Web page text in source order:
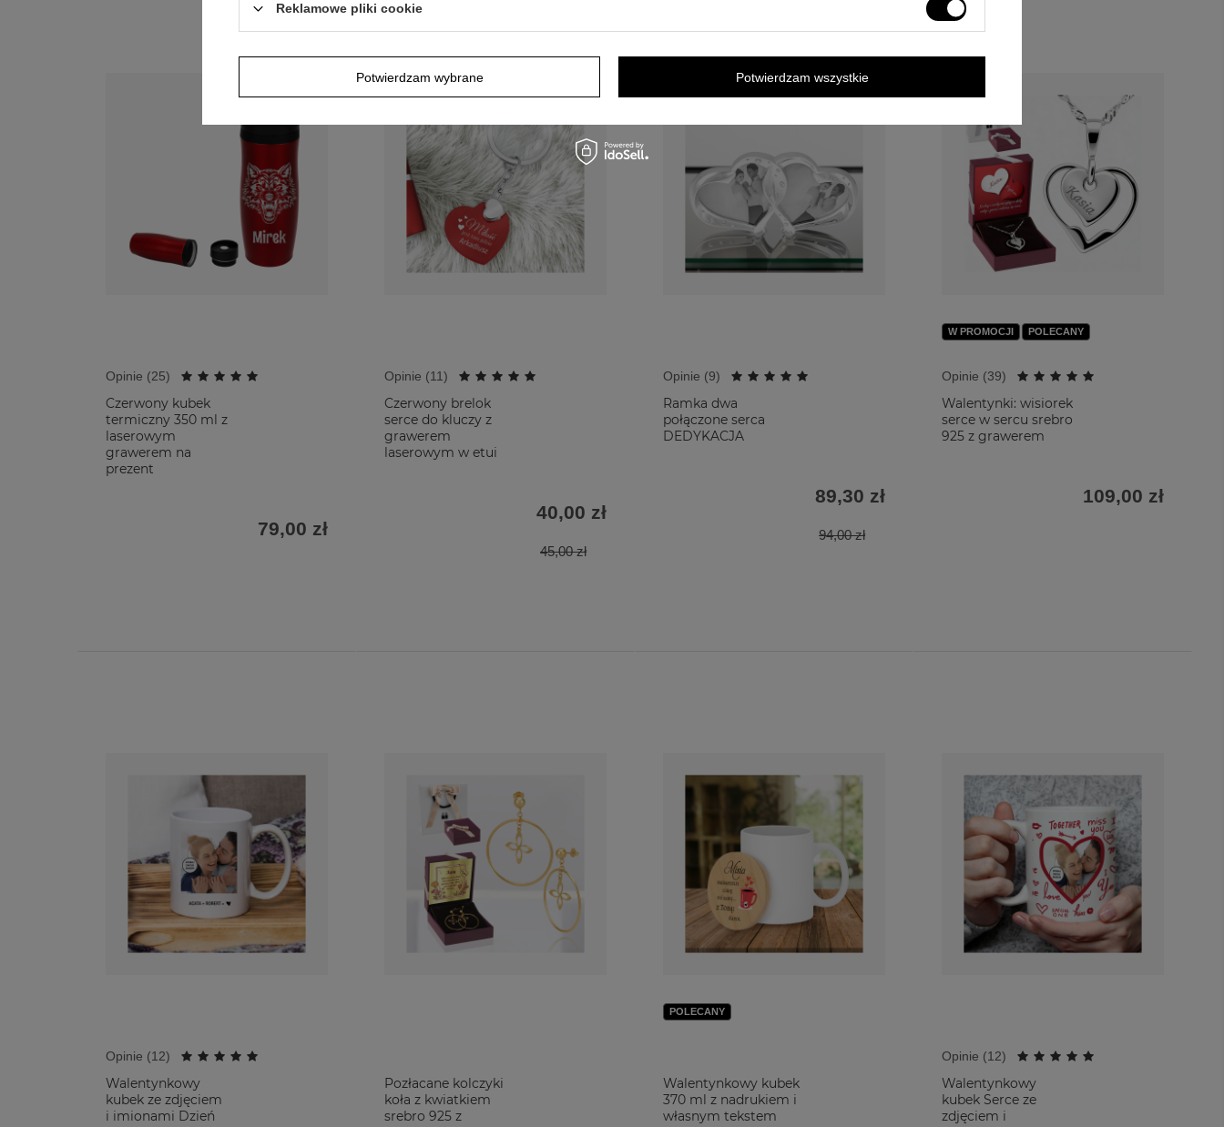
Opinie (25)
Czerwony kubek
termiczny 350 ml z
laserowym
grawerem na
prezent
79,00 zł
Opinie (11)
Czerwony brelok
serce do kluczy z
grawerem
laserowym w etui
45,00 zł
40,00 zł
Opinie (9)
Ramka dwa
połączone serca
DEDYKACJA
94,00 zł
89,30 zł
W PROMOCJI POLECANY
Opinie (39)
Walentynki: wisiorek
serce w sercu srebro
925 z grawerem
109,00 zł
Opinie (12)
Walentynkowy
kubek ze zdjęciem
i imionami Dzień
Pozłacane kolczyki
koła z kwiatkiem
srebro 925 z
POLECANY
Walentynkowy kubek
370 ml z nadrukiem i
własnym tekstem
Opinie (12)
Walentynkowy
kubek Serce ze
zdjęciem i
Reklamowe pliki cookie
Potwierdzam wybrane Potwierdzam wszystkie